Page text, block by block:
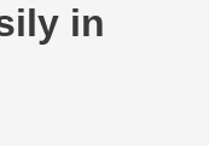
in